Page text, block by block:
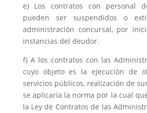
e) Los contratos con personal
pueden ser suspendidos o
administración concursal, por
instancias del deudor.
f) A los contratos con las
cuyo objeto es la ejecución de
servicios públicos, realización de
se aplicaría la norma por la cual
la Ley de Contratos de las